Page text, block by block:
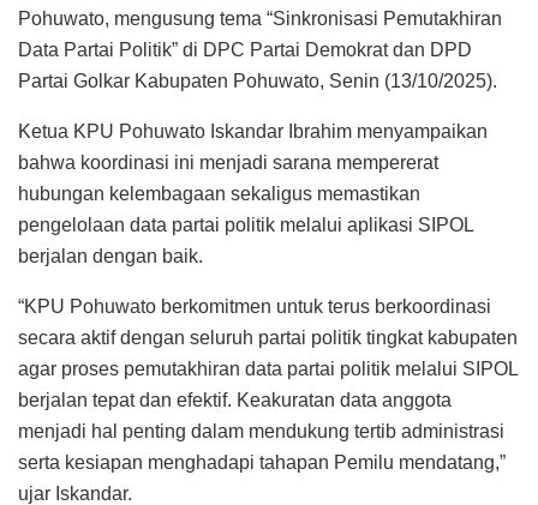
Pohuwato, mengusung tema “Sinkronisasi Pemutakhiran
Data Partai Politik” di DPC Partai Demokrat dan DPD
Partai Golkar Kabupaten Pohuwato, Senin (13/10/2025).
Ketua KPU Pohuwato Iskandar Ibrahim menyampaikan
bahwa koordinasi ini menjadi sarana mempererat
hubungan kelembagaan sekaligus memastikan
pengelolaan data partai politik melalui aplikasi SIPOL
berjalan dengan baik.
“KPU Pohuwato berkomitmen untuk terus berkoordinasi
secara aktif dengan seluruh partai politik tingkat kabupaten
agar proses pemutakhiran data partai politik melalui SIPOL
berjalan tepat dan efektif. Keakuratan data anggota
menjadi hal penting dalam mendukung tertib administrasi
serta kesiapan menghadapi tahapan Pemilu mendatang,”
ujar Iskandar.